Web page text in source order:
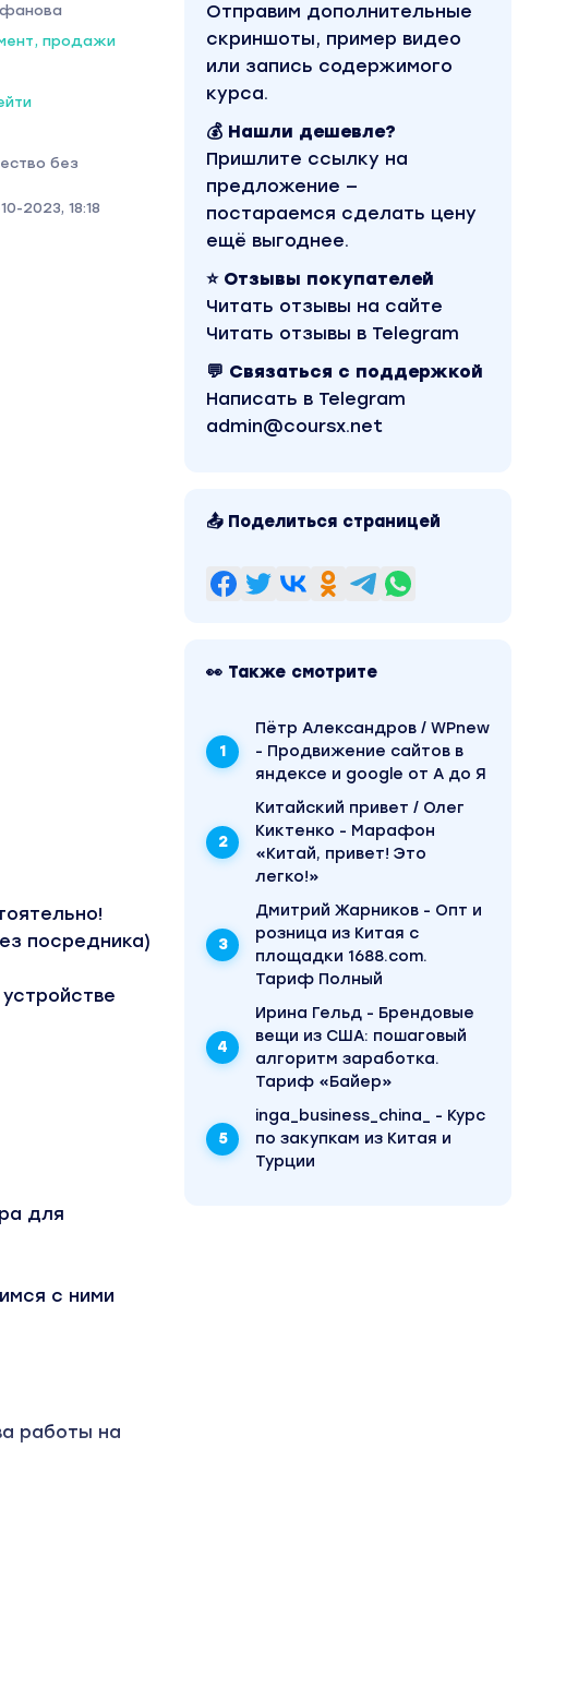
продажи
без
2023, 18:18
посредника)
для
с ними
работы на
Отправим дополнительные
скриншоты, пример видео
или запись содержимого
курса.
💰 Нашли дешевле?
Пришлите ссылку на
предложение —
постараемся сделать цену
ещё выгоднее.
⭐ Отзывы покупателей
Читать отзывы на сайте
Читать отзывы в Telegram
💬 Связаться с поддержкой
Написать в Telegram
admin@coursx.net
📤 Поделиться страницей
👀 Также смотрите
Пётр Александров / WPnew
- Продвижение сайтов в
яндексе и google от А до Я
Китайский привет / Олег
Киктенко - Марафон
«Китай, привет! Это
легко!»
Дмитрий Жарников - Опт и
розница из Китая с
площадки 1688.com.
Тариф Полный
Ирина Гельд - Брендовые
вещи из США: пошаговый
алгоритм заработка.
Тариф «Байер»
inga_business_china_ - Курс
по закупкам из Китая и
Турции